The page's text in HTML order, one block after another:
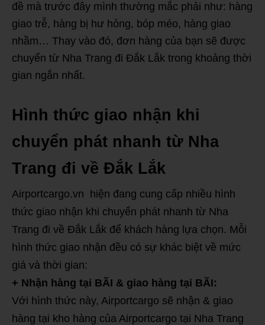
đề mà trước đây mình thường mắc phải như: hàng
giao trễ, hàng bị hư hỏng, bóp méo, hàng giao
nhầm… Thay vào đó, đơn hàng của bạn sẽ được
chuyển từ Nha Trang đi Đắk Lắk trong khoảng thời
gian ngắn nhất.
Hình thức giao nhận khi
chuyển phát nhanh từ Nha
Trang đi về Đắk Lắk
Airportcargo.vn hiện đang cung cấp nhiều hình
thức giao nhận khi chuyển phát nhanh từ Nha
Trang đi về Đắk Lắk để khách hàng lựa chọn. Mỗi
hình thức giao nhận đều có sự khác biệt về mức
giá và thời gian:
+ Nhận hàng tại BÃI & giao hàng tại BÃI:
Với hình thức này, Airportcargo sẽ nhận & giao
hàng tại kho hàng của Airportcargo tại Nha Trang